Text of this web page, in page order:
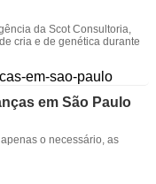
da Scot Consultoria,
cria e de genética durante
em São Paulo
o necessário, as